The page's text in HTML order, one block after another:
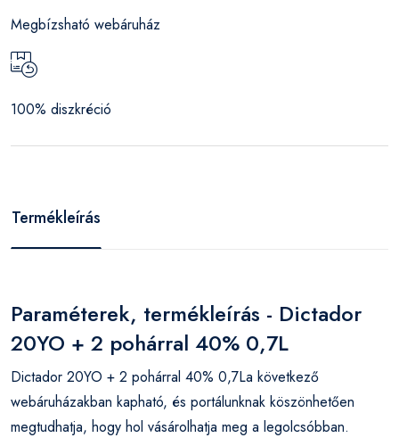
Megbízsható webáruház
100% diszkréció
Termékleírás
Paraméterek, termékleírás - Dictador
20YO + 2 pohárral 40% 0,7L
Dictador 20YO + 2 pohárral 40% 0,7La következő
webáruházakban kapható, és portálunknak köszönhetően
megtudhatja, hogy hol vásárolhatja meg a legolcsóbban.